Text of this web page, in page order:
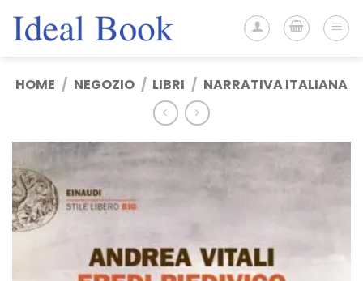
HOME / NEGOZIO / LIBRI / NARRATIVA ITALIANA